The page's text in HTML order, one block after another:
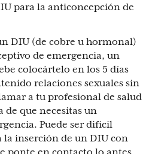
para la anticoncepción de
DIU (de cobre u hormonal)
de emergencia, un
colocártelo en los 5 días
relaciones sexuales sin
a tu profesional de salud
de que necesitas un
Puede ser difícil
la inserción de un DIU con